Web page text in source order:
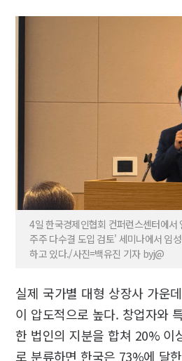
4일 한국경제인협회 컨퍼런스센터에
주주 다수결 도입 검토' 세미나에서 임
하고 있다./사진=백유진 기자 byj@
실제 국가별 대형 상장사 가운
이 압도적으로 높다. 창업자와
한 법인의 지분을 합쳐 20% 이
로 분류하면 한국은 73%에 달